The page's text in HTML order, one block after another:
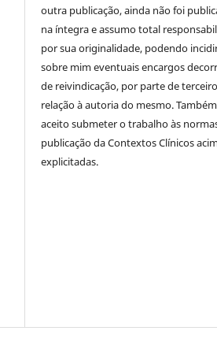
outra publicação, ainda não foi
na íntegra e assumo total
por sua originalidade, podendo
sobre mim eventuais encargos
de reivindicação, por parte de
relação à autoria do mesmo. Também
aceito submeter o trabalho às
publicação da Contextos Clínicos
explicitadas.